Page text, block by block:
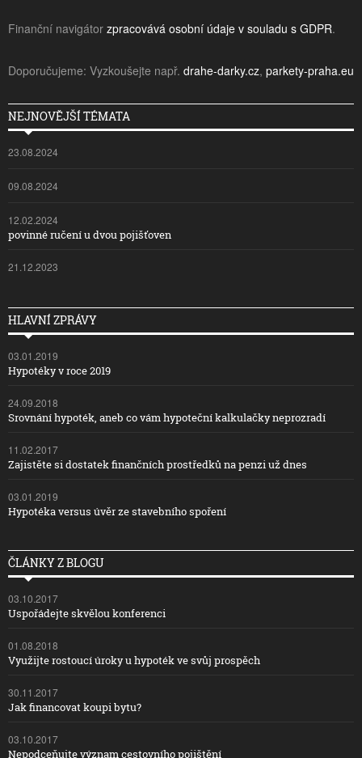
Finanční navigátor zpracovává osobní údaje v souladu s GDPR.
Doporučujeme: Vyzkoušejte např. drahe-darky.cz, parkety-praha.eu
NEJNOVĚJŠÍ TÉMATA
23.08.2024
09.08.2024
12.02.2024
povinné ručení u dvou pojišťoven
21.12.2023
HLAVNÍ ZPRÁVY
03.01.2019
Hypotéky v roce 2019
24.09.2018
Srovnání hypoték, aneb co vám hypoteční kalkulačky neprozradí
11.02.2017
Zajistěte si dostatek finančních prostředků na penzi už dnes
03.01.2019
Hypotéka versus úvěr ze stavebního spoření
ČLÁNKY Z BLOGU
03.10.2017
Uspořádejte skvělou konferenci
01.08.2018
Využijte rostoucí úroky u hypoték ve svůj prospěch
30.11.2017
Jak financovat koupi bytu?
03.10.2017
Nepodceňujte význam cestovního pojištění